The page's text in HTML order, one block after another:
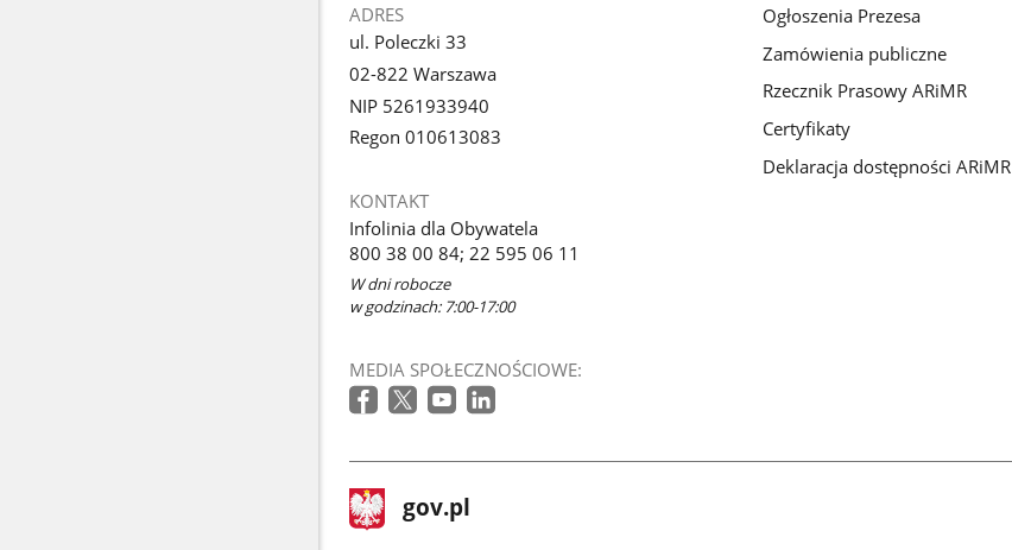
ADRES
ul. Poleczki 33
02-822 Warszawa
NIP 5261933940
Regon 010613083
KONTAKT
Infolinia dla Obywatela
800 38 00 84; 22 595 06 11
W dni robocze
w godzinach: 7:00-17:00
MEDIA SPOŁECZNOŚCIOWE:
Ogłoszenia Prezesa
Zamówienia publiczne
Rzecznik Prasowy ARiMR
Certyfikaty
Deklaracja dostępności ARiMR
stopka
gov.pl Strona
gov.pl